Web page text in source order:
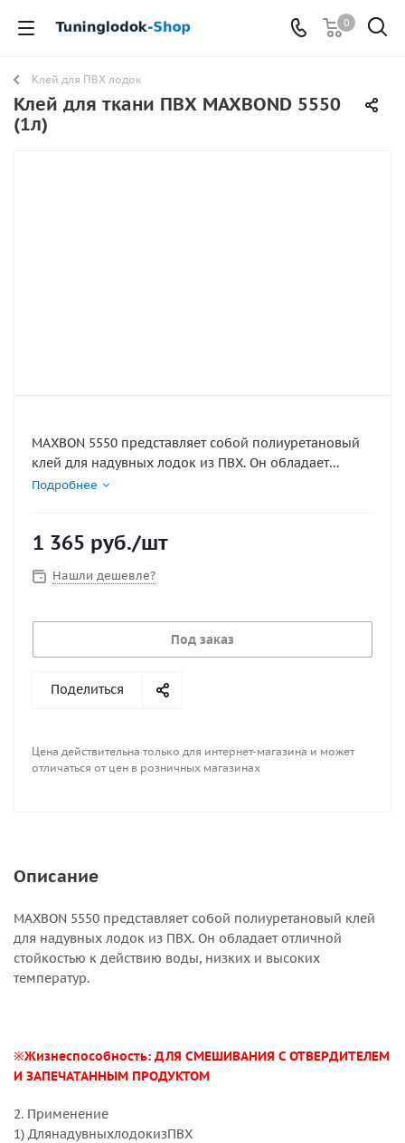
0
Клей для ПВХ лодок
Клей для ткани ПВХ MAXBOND 5550
(1л)
MAXBON 5550 представляет собой полиуретановый
клей для надувных лодок из ПВХ. Он обладает
отличной стойкостью к действию воды, низких и
Подробнее
1 365 руб./шт
Нашли дешевле?
Под заказ
Поделиться
Цена действительна только для интернет-магазина и может
отличаться от цен в розничных магазинах
Описание
MAXBON 5550 представляет собой полиуретановый клей
для надувных лодок из ПВХ. Он обладает отличной
стойкостью к действию воды, низких и высоких
температур.
※Жизнеспособность: ДЛЯ СМЕШИВАНИЯ С ОТВЕРДИТЕЛЕМ
И ЗАПЕЧАТАННЫМ ПРОДУКТОМ
2. Применение
1) ДлянадувныхлодокизПВХ